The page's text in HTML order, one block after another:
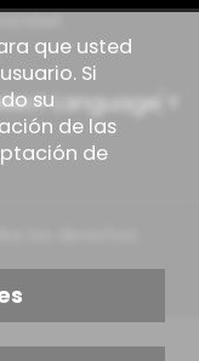
Language
los derechos
legal
que usted
Si
su
de las
de